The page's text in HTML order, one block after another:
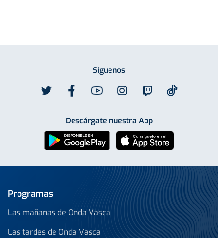
Síguenos
Descárgate nuestra App
Programas
Las mañanas de Onda Vasca
Las tardes de Onda Vasca